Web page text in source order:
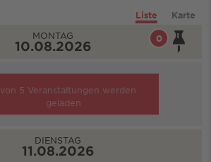
Liste Karte
0
MONTAG
10.08.2026
von 5 Veranstaltungen werden
geladen
DIENSTAG
11.08.2026